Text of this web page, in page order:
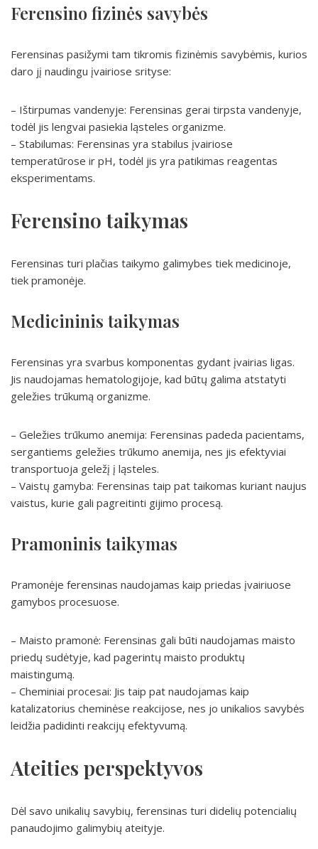
Ferensino fizinės savybės
Ferensinas pasižymi tam tikromis fizinėmis savybėmis, kurios
daro jį naudingu įvairiose srityse:
– Ištirpumas vandenyje: Ferensinas gerai tirpsta vandenyje,
todėl jis lengvai pasiekia ląsteles organizme.
– Stabilumas: Ferensinas yra stabilus įvairiose
temperatūrose ir pH, todėl jis yra patikimas reagentas
eksperimentams.
Ferensino taikymas
Ferensinas turi plačias taikymo galimybes tiek medicinoje,
tiek pramonėje.
Medicininis taikymas
Ferensinas yra svarbus komponentas gydant įvairias ligas.
Jis naudojamas hematologijoje, kad būtų galima atstatyti
geležies trūkumą organizme.
– Geležies trūkumo anemija: Ferensinas padeda pacientams,
sergantiems geležies trūkumo anemija, nes jis efektyviai
transportuoja geležį į ląsteles.
– Vaistų gamyba: Ferensinas taip pat taikomas kuriant naujus
vaistus, kurie gali pagreitinti gijimo procesą.
Pramoninis taikymas
Pramonėje ferensinas naudojamas kaip priedas įvairiuose
gamybos procesuose.
– Maisto pramonė: Ferensinas gali būti naudojamas maisto
priedų sudėtyje, kad pagerintų maisto produktų
maistingumą.
– Cheminiai procesai: Jis taip pat naudojamas kaip
katalizatorius cheminėse reakcijose, nes jo unikalios savybės
leidžia padidinti reakcijų efektyvumą.
Ateities perspektyvos
Dėl savo unikalių savybių, ferensinas turi didelių potencialių
panaudojimo galimybių ateityje.